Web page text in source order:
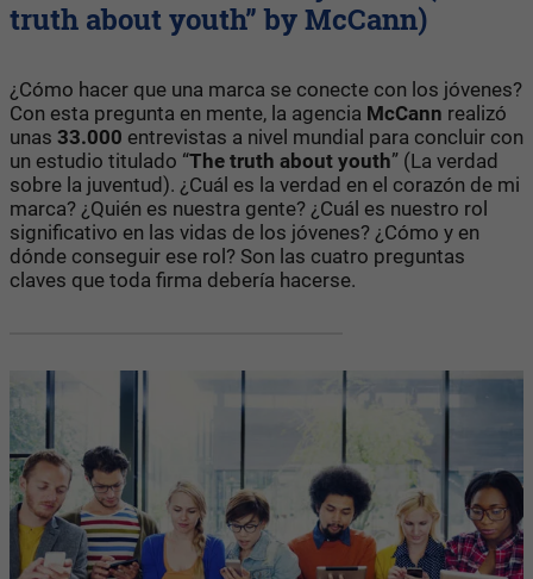
truth about youth” by McCann)
¿Cómo hacer que una marca se conecte con los jóvenes?
Con esta pregunta en mente, la agencia McCann realizó
unas 33.000 entrevistas a nivel mundial para concluir con
un estudio titulado “The truth about youth” (La verdad
sobre la juventud). ¿Cuál es la verdad en el corazón de mi
marca? ¿Quién es nuestra gente? ¿Cuál es nuestro rol
significativo en las vidas de los jóvenes? ¿Cómo y en
dónde conseguir ese rol? Son las cuatro preguntas
claves que toda firma debería hacerse.